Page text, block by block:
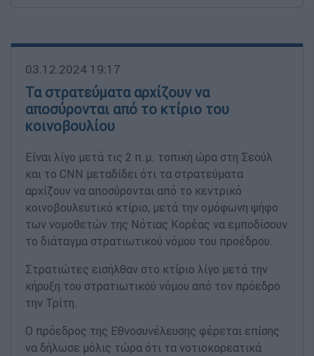
03.12.2024 19:17
Τα στρατεύματα αρχίζουν να
αποσύρονται από το κτίριο του
κοινοβουλίου
Είναι λίγο μετά τις 2 π.μ. τοπική ώρα στη Σεούλ
και το CNN μεταδίδει ότι τα στρατεύματα
αρχίζουν να αποσύρονται από το κεντρικό
κοινοβουλευτικό κτίριο, μετά την ομόφωνη ψήφο
των νομοθετών της Νότιας Κορέας να εμποδίσουν
το διάταγμα στρατιωτικού νόμου του προέδρου.
Στρατιώτες εισήλθαν στο κτίριο λίγο μετά την
κήρυξη του στρατιωτικού νόμου από τον πρόεδρο
την Τρίτη.
Ο πρόεδρος της Εθνοσυνέλευσης φέρεται επίσης
να δήλωσε μόλις τώρα ότι τα νοτιοκορεατικά